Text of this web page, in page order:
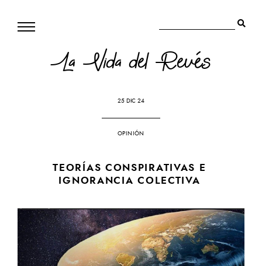
La Vida del Revés
25 DIC 24
OPINIÓN
TEORÍAS CONSPIRATIVAS E
IGNORANCIA COLECTIVA